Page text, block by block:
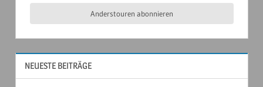
Anderstouren abonnieren
NEUESTE BEITRÄGE